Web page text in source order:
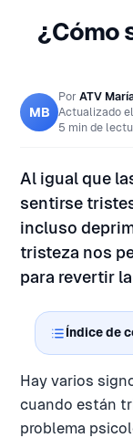
¿Cómo
MB
Por ATV
Actualizado el
5 min de
Al igual que
sentirse
incluso
tristeza nos
para revertir
Índice de
Hay varios
cuando están
problema